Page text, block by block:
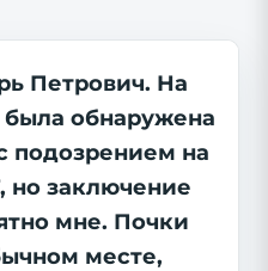
Петрович. На
обнаружена
подозрением на
но заключение
мне. Почки
месте,